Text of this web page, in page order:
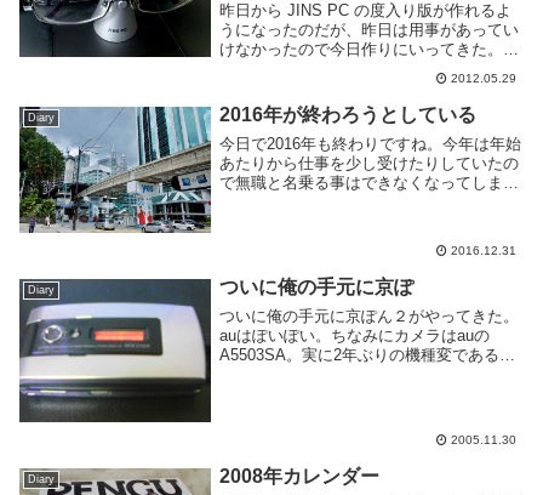
昨日から JINS PC の度入り版が作れるよ
うになったのだが、昨日は用事があってい
けなかったので今日作りにいってきた。以
前の度無しバージョンと比べてフレームの
種類が増えてとても良いですが、度入りの
やつは普通の眼鏡に加えて3990円がかか
り...
2012.05.29
Diary 2016年が終わろうとしている
今日で2016年も終わりですね。今年は年始
あたりから仕事を少し受けたりしていたの
で無職と名乗る事はできなくなってしまっ
2016.12.31
Diary ついに俺の手元に京ぽ
ついに俺の手元に京ぽん２がやってきた。
auはぽいぽい。ちなみにカメラはauの
A5503SA。実に2年ぶりの機種変である。
2005.11.30
Diary 2008年カレンダー